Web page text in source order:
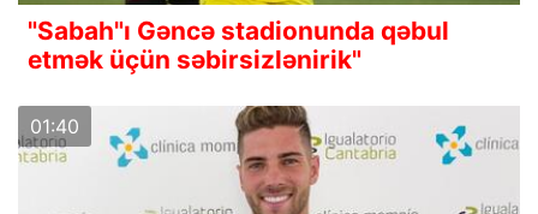
"Sabah"ı Gəncə stadionunda qəbul
etmək üçün səbirsizlənirik"
01:40